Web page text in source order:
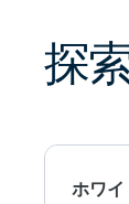
探
ホワ